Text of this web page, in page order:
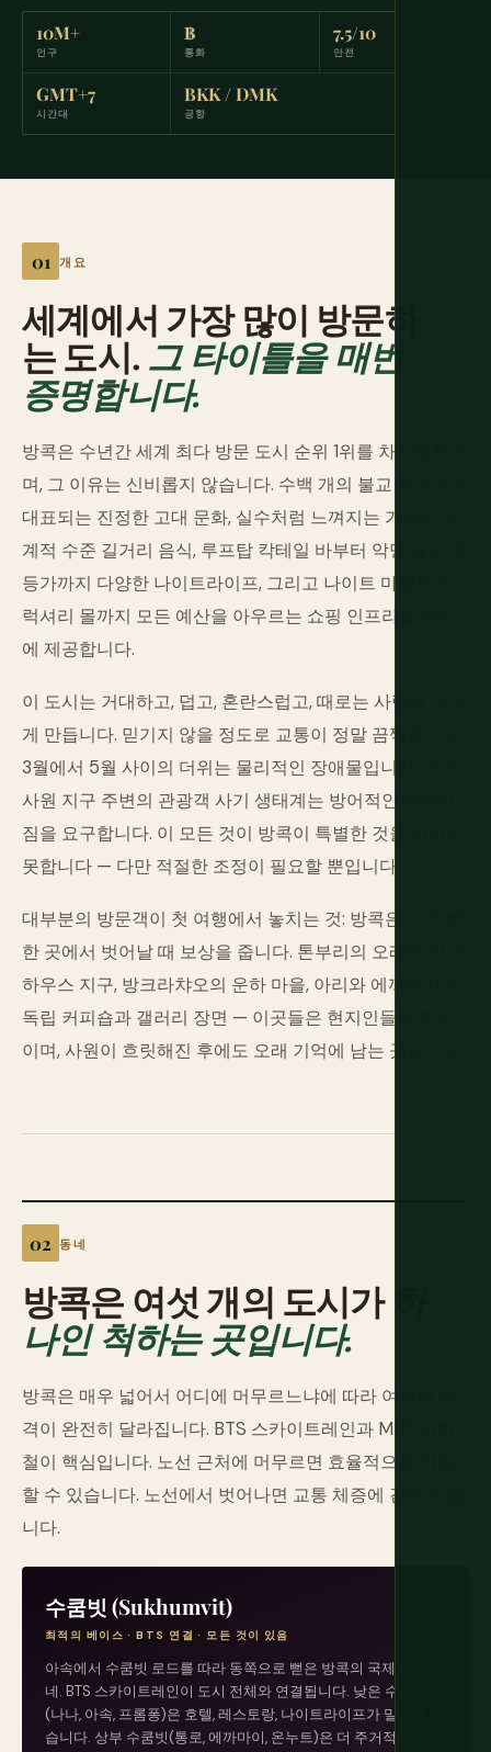
10M+
인구
฿
통화
7.5/10
안전
GMT+7
시간대
BKK / DMK
공항
개요
세계에서 가장 많이 방문하
는 도시. 그 타이틀을 매번
증명합니다.
방콕은 수년간 세계 최다 방문 도시 순위 1위를 차지해왔으
며, 그 이유는 신비롭지 않습니다. 수백 개의 불교 사원으로
대표되는 진정한 고대 문화, 실수처럼 느껴지는 가격의 세
계적 수준 길거리 음식, 루프탑 칵테일 바부터 악명 높은 홍
등가까지 다양한 나이트라이프, 그리고 나이트 마켓부터
럭셔리 몰까지 모든 예산을 아우르는 쇼핑 인프라를 동시
에 제공합니다.
이 도시는 거대하고, 덥고, 혼란스럽고, 때로는 사람을 미치
게 만듭니다. 믿기지 않을 정도로 교통이 정말 끔찍합니다.
3월에서 5월 사이의 더위는 물리적인 장애물입니다. 주요
사원 지구 주변의 관광객 사기 생태계는 방어적인 마음가
짐을 요구합니다. 이 모든 것이 방콕이 특별한 것을 막지는
못합니다 — 다만 적절한 조정이 필요할 뿐입니다.
대부분의 방문객이 첫 여행에서 놓치는 것: 방콕은 너무 뻔
한 곳에서 벗어날 때 보상을 줍니다. 톤부리의 오래된 티크
하우스 지구, 방크라챠오의 운하 마을, 아리와 에까마이의
독립 커피숍과 갤러리 장면 — 이곳들은 현지인들의 방콕
이며, 사원이 흐릿해진 후에도 오래 기억에 남는 곳입니다.
동네
방콕은 여섯 개의 도시가
나인 척하는 곳입니다.
방콕은 매우 넓어서 어디에 머무르느냐에 따라 여행의 성
격이 완전히 달라집니다. BTS 스카이트레인과 MRT 지하
철이 핵심입니다. 노선 근처에 머무르면 효율적으로 이동
할 수 있습니다. 노선에서 벗어나면 교통 체증에 갇히게 됩
니다.
수쿰빗 (Sukhumvit)
최적의 베이스 · BTS 연결 · 모든 것이 있음
아속에서 수쿰빗 로드를 따라 동쪽으로 뻗은 방콕의 국제적인 동
네. BTS 스카이트레인이 도시 전체와 연결됩니다. 낮은 수쿰빗
(나나, 아속, 프롬퐁)은 호텔, 레스토랑, 나이트라이프가 밀집해 있
습니다. 상부 수쿰빗(통로, 에까마이, 온누트)은 더 주거적이며 음